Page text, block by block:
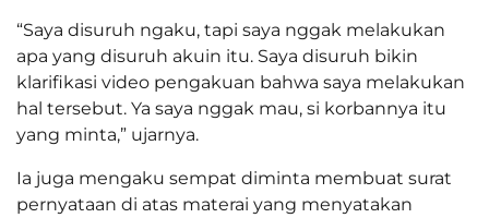
“Saya disuruh ngaku, tapi saya nggak melakukan
apa yang disuruh akuin itu. Saya disuruh bikin
klarifikasi video pengakuan bahwa saya melakukan
hal tersebut. Ya saya nggak mau, si korbannya itu
yang minta,” ujarnya.
Ia juga mengaku sempat diminta membuat surat
pernyataan di atas materai yang menyatakan